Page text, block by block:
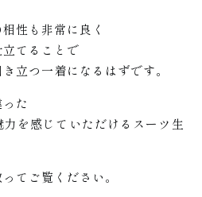
性も非常に良く
てることで
立つ一着になるはずです。
た
を感じていただけるスーツ生
てご覧ください。